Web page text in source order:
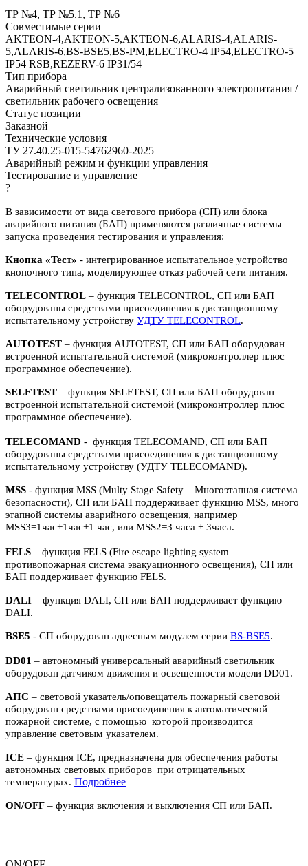
ТР №4, ТР №5.1, ТР №6
Совместимые серии
AKTEON-4,AKTEON-5,AKTEON-6,ALARIS-4,ALARIS-
5,ALARIS-6,BS-BSE5,BS-PM,ELECTRO-4 IP54,ELECTRO-5
IP54 RSB,REZERV-6 IP31/54
Тип прибора
Аварийный светильник централизованного электропитания /
светильник рабочего освещения
Статус позиции
Заказной
Технические условия
ТУ 27.40.25-015-54762960-2025
Аварийный режим и функции управления
Тестирование и управление
?
В зависимости от вида светового прибора (СП) или блока
аварийного питания (БАП) применяются различные системы
запуска проведения тестирования и управления:
Кнопка «Тест» - интегрированное испытательное устройство
кнопочного типа, моделирующее отказ рабочей сети питания.
TELECONTROL – функция TELECONTROL, СП или БАП
оборудованы средствами присоединения к дистанционному
испытательному устройству УДТУ TELECONTROL.
AUTOTEST – функция AUTOTEST, СП или БАП оборудован
встроенной испытательной системой (микроконтроллер плюс
программное обеспечение).
SELFTEST – функция SELFTEST, СП или БАП оборудован
встроенной испытательной системой (микроконтроллер плюс
программное обеспечение).
TELECOMAND - функция TELECOMAND, СП или БАП
оборудованы средствами присоединения к дистанционному
испытательному устройству (УДТУ TELECOMAND).
MSS - функция MSS (Multy Stage Safety – Многоэтапная система
безопасности), СП или БАП поддерживает функцию MSS, много
этапной системы аварийного освещения, например
MSS3=1час+1час+1 час, или MSS2=3 часа + 3часа.
FELS – функция FELS (Fire escape lighting system –
противопожарная система эвакуационного освещения), СП или
БАП поддерживает функцию FELS.
DALI – функция DALI, СП или БАП поддерживает функцию
DALI.
BSE5 - СП оборудован адресным модулем серии BS-BSE5.
DD01 – автономный универсальный аварийный светильник
оборудован датчиком движения и освещенности модели DD01.
АПС – световой указатель/оповещатель пожарный световой
оборудован средствами присоединения к автоматической
пожарной системе, с помощью которой производится
управление световым указателем.
ICE – функция ICE, предназначена для обеспечения работы
автономных световых приборов при отрицательных
температурах. Подробнее
ON/OFF – функция включения и выключения СП или БАП.